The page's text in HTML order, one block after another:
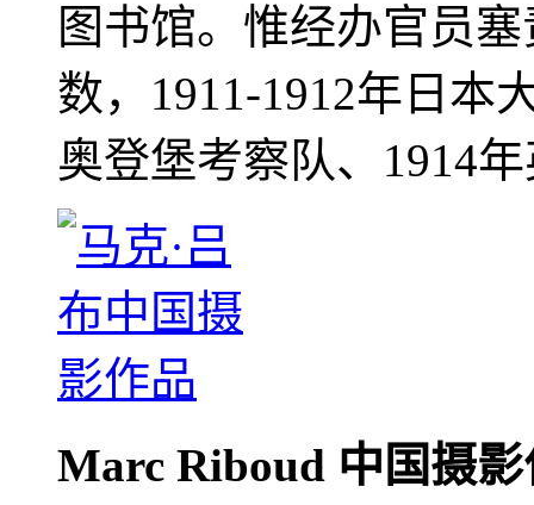
图书馆。惟经办官员
数，1911-1912年日本
奥登堡考察队、1914
Marc Riboud 中国摄